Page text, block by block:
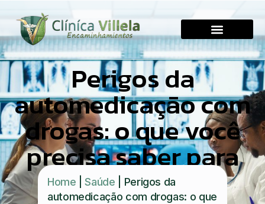
Perigos da
automedicação com
drogas: o que você
precisa saber para
evitar riscos
Home |Saúde
Perigos da
automedicação com drogas: o que